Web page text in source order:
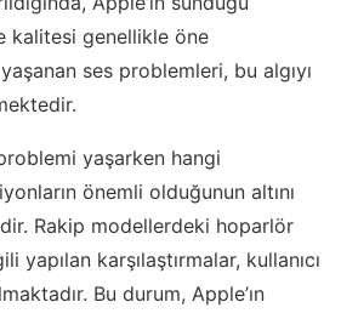
kalitesi genellikle öne
ses problemleri, bu algıyı
yaşarken hangi
önemli olduğunun altını
Rakip modellerdeki hoparlör
yapılan karşılaştırmalar, kullanıcı
Bu durum, Apple’ın